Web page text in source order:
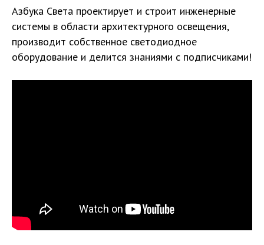
Азбука Света проектирует и строит инженерные
системы в области архитектурного освещения,
производит собственное светодиодное
оборудование и делится знаниями с подписчиками!